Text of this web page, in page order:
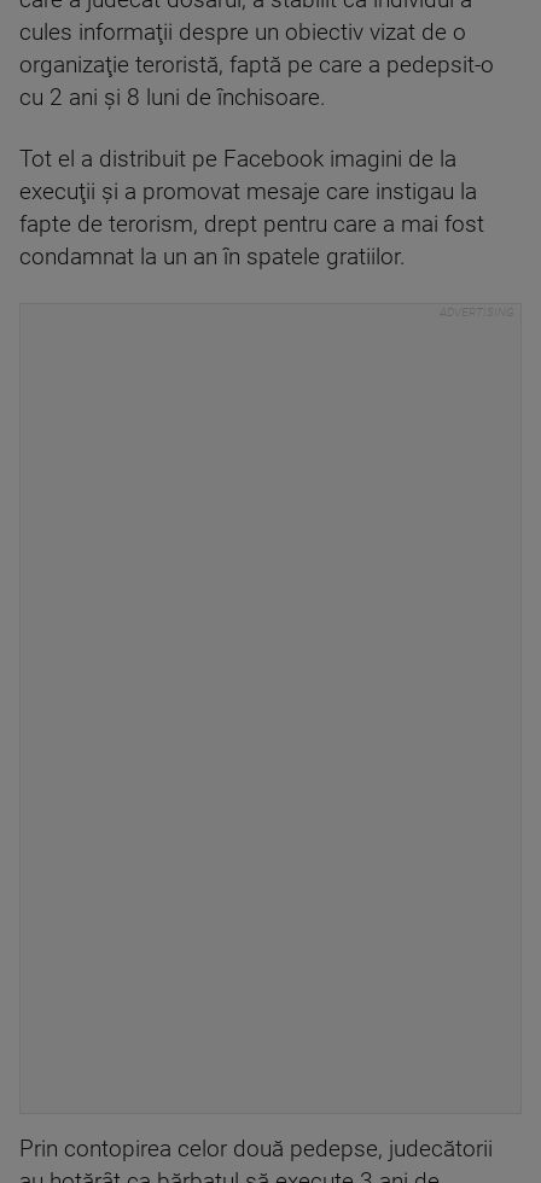
cules informaţii despre un obiectiv vizat de o
organizaţie teroristă, faptă pe care a pedepsit-o
cu 2 ani şi 8 luni de închisoare.
Tot el a distribuit pe Facebook imagini de la
execuţii şi a promovat mesaje care instigau la
fapte de terorism, drept pentru care a mai fost
condamnat la un an în spatele gratiilor.
Prin contopirea celor două pedepse, judecătorii